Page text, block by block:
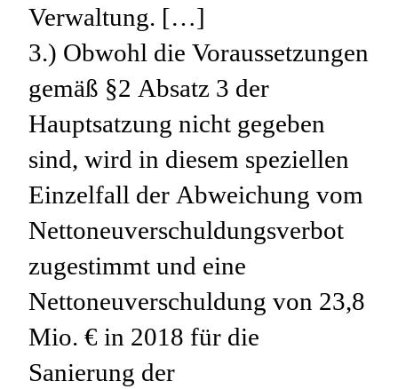
Verwaltung. […]
3.) Obwohl die Voraussetzungen
gemäß §2 Absatz 3 der
Hauptsatzung nicht gegeben
sind, wird in diesem speziellen
Einzelfall der Abweichung vom
Nettoneuverschuldungsverbot
zugestimmt und eine
Nettoneuverschuldung von 23,8
Mio. € in 2018 für die
Sanierung der